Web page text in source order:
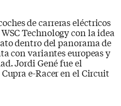
de carreras eléctricos
Technology con la idea
dentro del panorama de
con variantes europeas y
Jordi Gené fue el
e-Racer en el Circuit